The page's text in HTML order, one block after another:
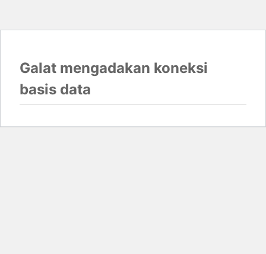
Galat mengadakan koneksi
basis data